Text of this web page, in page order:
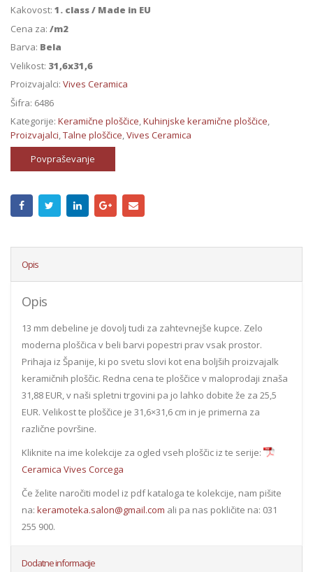
Kakovost: 1. class / Made in EU
Cena za: /m2
Barva: Bela
Velikost: 31,6x31,6
Proizvajalci: Vives Ceramica
Šifra: 6486
Kategorije: Keramične ploščice,Kuhinjske keramične ploščice,
Proizvajalci,Talne ploščice,Vives Ceramica
Povpraševanje
Opis
Opis
13 mm debeline je dovolj tudi za zahtevnejše kupce. Zelo
moderna ploščica v beli barvi popestri prav vsak prostor.
Prihaja iz Španije, ki po svetu slovi kot ena boljših proizvajalk
keramičnih ploščic. Redna cena te ploščice v maloprodaji znaša
31,88 EUR, v naši spletni trgovini pa jo lahko dobite že za 25,5
EUR. Velikost te ploščice je 31,6×31,6 cm in je primerna za
različne površine.
Kliknite na ime kolekcije za ogled vseh ploščic iz te serije:
Ceramica Vives Corcega
Če želite naročiti model iz pdf kataloga te kolekcije, nam pišite
na: keramoteka.salon@gmail.com ali pa nas pokličite na: 031
255 900.
Dodatne informacije